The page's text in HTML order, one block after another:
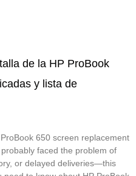
de la HP ProBook
y lista de
650 screen replacement
faced the problem of
or delayed deliveries—this